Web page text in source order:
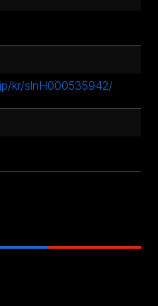
kr/slnH000535942/